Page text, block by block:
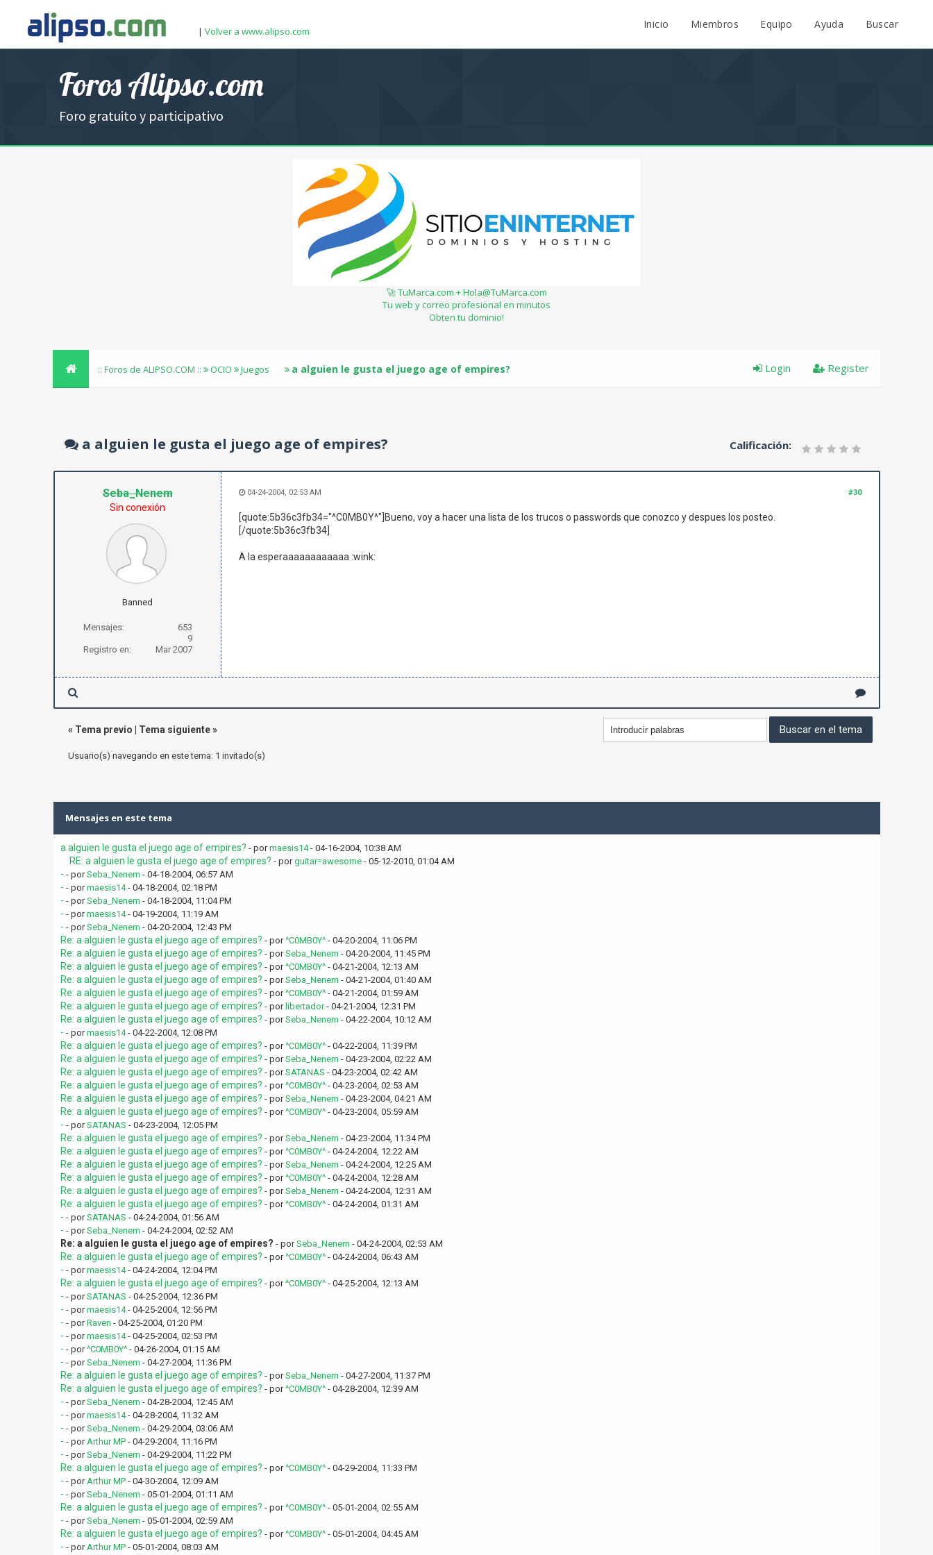
| Volver a www.alipso.com
Inicio Miembros Equipo Ayuda Buscar
Foros Alipso.com
Foro gratuito y participativo
🚀 TuMarca.com + Hola@TuMarca.com
Tu web y correo profesional en minutos
Obten tu dominio!
:: Foros de ALIPSO.COM :: OCIO Juegos a alguien le gusta el juego age of empires? Register
Login
Calificación:
a alguien le gusta el juego age of empires?
Seba_Nenem
Sin conexión
Banned
Mensajes:
653
9
Registro en:
Mar 2007
#30
04-24-2004, 02:53 AM
[quote:5b36c3fb34="^C0MB0Y^"]Bueno, voy a hacer una lista de los trucos o passwords que conozco y despues los posteo.
[/quote:5b36c3fb34]
A la esperaaaaaaaaaaaa :wink:
« Tema previo Tema siguiente»
Usuario(s) navegando en este tema: 1 invitado(s)
Mensajes en este tema
a alguien le gusta el juego age of empires? - pormaesis14- 04-16-2004, 10:38 AM
RE: a alguien le gusta el juego age of empires? - porguitar=awesome- 05-12-2010, 01:04 AM
- - porSeba_Nenem - 04-18-2004, 06:57 AM
- - pormaesis14- 04-18-2004, 02:18 PM
- - porSeba_Nenem - 04-18-2004, 11:04 PM
- - pormaesis14- 04-19-2004, 11:19 AM
- - porSeba_Nenem - 04-20-2004, 12:43 PM
Re: a alguien le gusta el juego age of empires? - por^C0MB0Y^- 04-20-2004, 11:06 PM
Re: a alguien le gusta el juego age of empires? - porSeba_Nenem - 04-20-2004, 11:45 PM
Re: a alguien le gusta el juego age of empires? - por^C0MB0Y^- 04-21-2004, 12:13 AM
Re: a alguien le gusta el juego age of empires? - porSeba_Nenem - 04-21-2004, 01:40 AM
Re: a alguien le gusta el juego age of empires? - por^C0MB0Y^- 04-21-2004, 01:59 AM
Re: a alguien le gusta el juego age of empires? - por libertador- 04-21-2004, 12:31 PM
Re: a alguien le gusta el juego age of empires? - porSeba_Nenem - 04-22-2004, 10:12 AM
- - pormaesis14- 04-22-2004, 12:08 PM
Re: a alguien le gusta el juego age of empires? - por^C0MB0Y^- 04-22-2004, 11:39 PM
Re: a alguien le gusta el juego age of empires? - porSeba_Nenem - 04-23-2004, 02:22 AM
Re: a alguien le gusta el juego age of empires? - porSATANAS - 04-23-2004, 02:42 AM
Re: a alguien le gusta el juego age of empires? - por^C0MB0Y^- 04-23-2004, 02:53 AM
Re: a alguien le gusta el juego age of empires? - porSeba_Nenem - 04-23-2004, 04:21 AM
Re: a alguien le gusta el juego age of empires? - por^C0MB0Y^- 04-23-2004, 05:59 AM
- - porSATANAS - 04-23-2004, 12:05 PM
Re: a alguien le gusta el juego age of empires? - porSeba_Nenem - 04-23-2004, 11:34 PM
Re: a alguien le gusta el juego age of empires? - por^C0MB0Y^- 04-24-2004, 12:22 AM
Re: a alguien le gusta el juego age of empires? - porSeba_Nenem - 04-24-2004, 12:25 AM
Re: a alguien le gusta el juego age of empires? - por^C0MB0Y^- 04-24-2004, 12:28 AM
Re: a alguien le gusta el juego age of empires? - porSeba_Nenem - 04-24-2004, 12:31 AM
Re: a alguien le gusta el juego age of empires? - por^C0MB0Y^- 04-24-2004, 01:31 AM
- - porSATANAS - 04-24-2004, 01:56 AM
- - porSeba_Nenem - 04-24-2004, 02:52 AM
Re: a alguien le gusta el juego age of empires? - porSeba_Nenem - 04-24-2004, 02:53 AM
Re: a alguien le gusta el juego age of empires? - por^C0MB0Y^- 04-24-2004, 06:43 AM
- - pormaesis14- 04-24-2004, 12:04 PM
Re: a alguien le gusta el juego age of empires? - por^C0MB0Y^- 04-25-2004, 12:13 AM
- - porSATANAS - 04-25-2004, 12:36 PM
- - pormaesis14- 04-25-2004, 12:56 PM
- - porRaven - 04-25-2004, 01:20 PM
- - pormaesis14- 04-25-2004, 02:53 PM
- - por^C0MB0Y^- 04-26-2004, 01:15 AM
- - porSeba_Nenem - 04-27-2004, 11:36 PM
Re: a alguien le gusta el juego age of empires? - porSeba_Nenem - 04-27-2004, 11:37 PM
Re: a alguien le gusta el juego age of empires? - por^C0MB0Y^- 04-28-2004, 12:39 AM
- - porSeba_Nenem - 04-28-2004, 12:45 AM
- - pormaesis14- 04-28-2004, 11:32 AM
- - porSeba_Nenem - 04-29-2004, 03:06 AM
- - porArthur MP- 04-29-2004, 11:16 PM
- - porSeba_Nenem - 04-29-2004, 11:22 PM
Re: a alguien le gusta el juego age of empires? - por^C0MB0Y^- 04-29-2004, 11:33 PM
- - porArthur MP- 04-30-2004, 12:09 AM
- - porSeba_Nenem - 05-01-2004, 01:11 AM
Re: a alguien le gusta el juego age of empires? - por^C0MB0Y^- 05-01-2004, 02:55 AM
- - porSeba_Nenem - 05-01-2004, 02:59 AM
Re: a alguien le gusta el juego age of empires? - por^C0MB0Y^- 05-01-2004, 04:45 AM
- - porArthur MP- 05-01-2004, 08:03 AM